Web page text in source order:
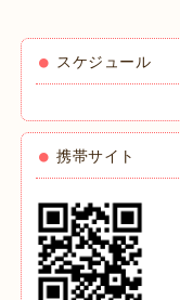
スケジュール
携帯サイト